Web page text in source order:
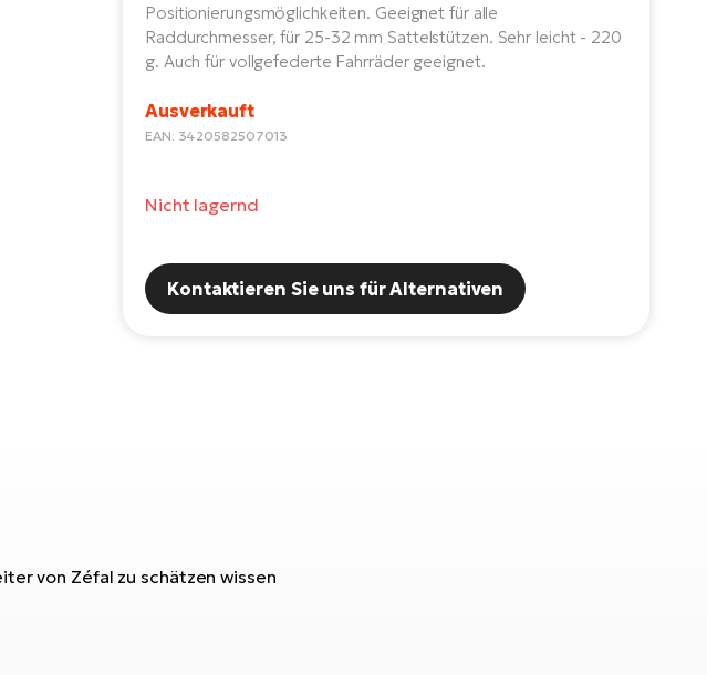
Positionierungsmöglichkeiten. Geeignet für alle
Raddurchmesser, für 25-32 mm Sattelstützen. Sehr leicht - 220
g. Auch für vollgefederte Fahrräder geeignet.
Ausverkauft
EAN: 3420582507013
Nicht lagernd
Kontaktieren Sie uns für Alternativen
von Zéfal zu schätzen wissen